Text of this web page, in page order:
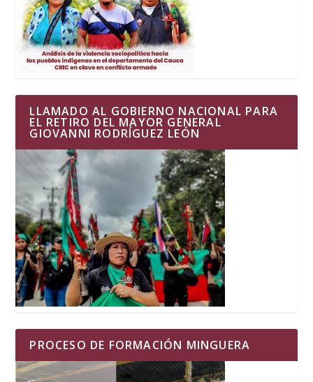
LLAMADO AL GOBIERNO NACIONAL PARA
EL RETIRO DEL MAYOR GENERAL
GIOVANNI RODRÍGUEZ LEÓN
PROCESO DE FORMACIÓN MINGUERA